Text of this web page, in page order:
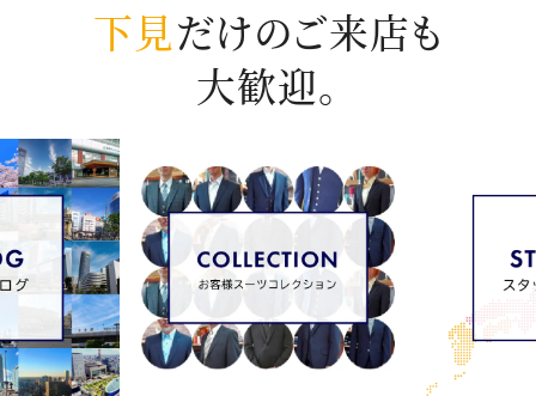
下見だけのご来店も
大歓迎。